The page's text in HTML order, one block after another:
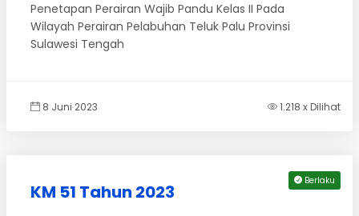
Penetapan Perairan Wajib Pandu Kelas II Pada
Wilayah Perairan Pelabuhan Teluk Palu Provinsi
Sulawesi Tengah
8 Juni 2023 1.218 x Dilihat
Berlaku
KM 51 Tahun 2023